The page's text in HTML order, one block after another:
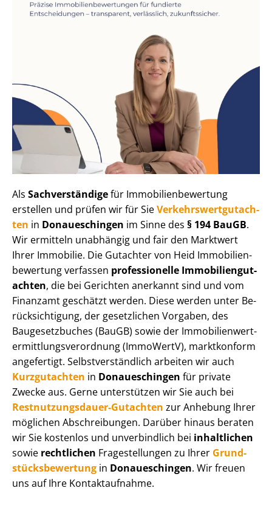
Als Sachverständigefür Im­mo­bi­li­en­be­wer­tung
erstellen und prüfen wir für SieVer­kehrs­wert­gut­ach­
ten in Donaueschingen im Sinne des § 194 BauGB.
Wir ermitteln unabhängig und fair den Marktwert
Ihrer Immobilie. Die Gutachter von Heid Im­mo­bi­li­en­
be­wer­tung verfassen professionelle Im­mo­bi­li­en­gut­
ach­ten, die bei Gerichten anerkannt sind und vom
Finanzamt geschätzt werden. Diese werden unter Be­
rück­sich­ti­gung, der gesetzlichen Vorgaben, des
Baugesetzbuches (BauGB) sowie der Im­mo­bi­li­en­wert­
ermitt­lungs­ver­ord­nung (ImmoWertV), marktkonform
angefertigt. Selbst­ver­ständ­lich arbeiten wir auch
Kurzgutachten in Donaueschingen für private
Zwecke aus. Gerne unterstützen wir Sie auch bei
Rest­nut­zungs­dau­er-Gutachten zur Anhebung Ihrer
möglichen Abschreibungen. Darüber hinaus beraten
wir Sie kostenlos und unverbindlich bei inhaltlichen
sowie rechtlichen Fragestellungen zu Ihrer Grund­
stücks­be­wer­tung in Donaueschingen. Wir freuen
uns auf Ihre Kontaktaufnahme.